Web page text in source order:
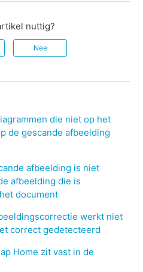
nuttig?
Nee
die niet op het
de gescande afbeelding
afbeelding is niet
afbeelding die is
document
werkt niet
correct gedetecteerd
Home zit vast in de